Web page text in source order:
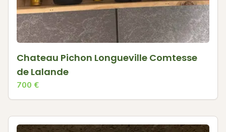
Chateau Pichon Longueville Comtesse
de Lalande
700 €